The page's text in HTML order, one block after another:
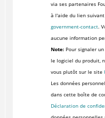
via ses partenaires
à l'aide du lien suivant
government-contact.
aucune information
Note:Pour signaler
le logiciel du produit,
vous plutôt sur le site
Les données
dans cette boîte de
Déclaration de